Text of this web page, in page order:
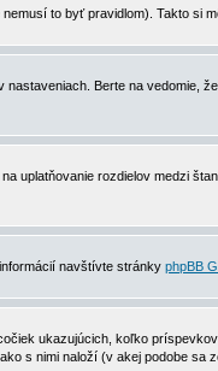
to byť pravidlom). Takto si
Berte na vedomie,
uplatňovanie rozdielov medzi
navštívte stránky phpBB
ukazujúcich, koľko
s nimi naloží (v akej podobe sa